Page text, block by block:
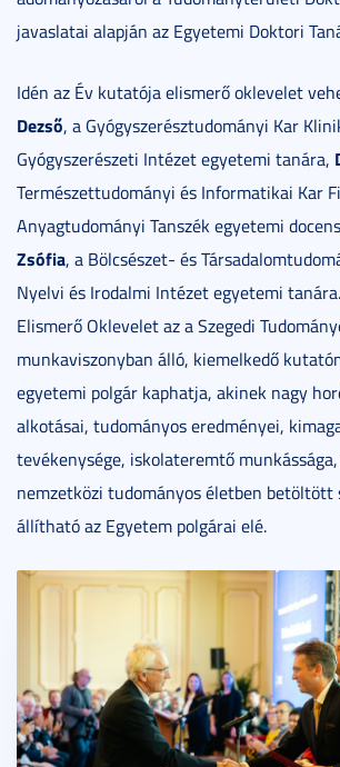
javaslatai alapján az Egyetemi Doktori
Idén az Év kutatója elismerő oklevelet
Dezső, a Gyógyszerésztudományi Kar
Gyógyszerészeti Intézet egyetemi tanára,
Természettudományi és Informatikai Kar
Anyagtudományi Tanszék egyetemi
Zsófia, a Bölcsészet- és
Nyelvi és Irodalmi Intézet egyetemi
Elismerő Oklevelet az a Szegedi
munkaviszonyban álló, kiemelkedő
egyetemi polgár kaphatja, akinek nagy
alkotásai, tudományos eredményei,
tevékenysége, iskolateremtő
nemzetközi tudományos életben betöltött
állítható az Egyetem polgárai elé.